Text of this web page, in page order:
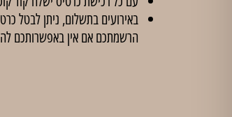
הרשמתכם אם אין באפשרותכם